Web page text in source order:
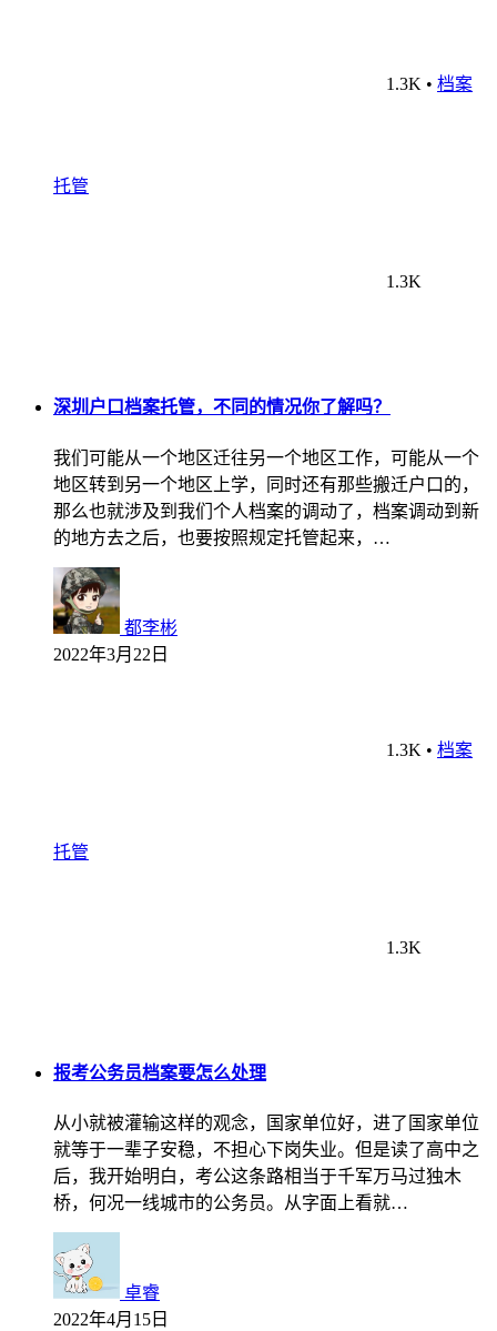
1.3K • 档案
托管
1.3K
深圳户口档案托管，不同的情况你了解吗？
我们可能从一个地区迁往另一个地区工作，可能从一个
地区转到另一个地区上学，同时还有那些搬迁户口的，
那么也就涉及到我们个人档案的调动了，档案调动到新
的地方去之后，也要按照规定托管起来，…
都李彬
2022年3月22日
1.3K • 档案
托管
1.3K
报考公务员档案要怎么处理
从小就被灌输这样的观念，国家单位好，进了国家单位
就等于一辈子安稳，不担心下岗失业。但是读了高中之
后，我开始明白，考公这条路相当于千军万马过独木
桥，何况一线城市的公务员。从字面上看就…
卓睿
2022年4月15日